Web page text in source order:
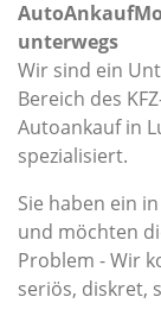
unterwegs
Wir sind ein
Bereich des
Autoankauf in
spezialisiert.
Sie haben ein
und möchten
Problem - Wir
seriös, diskret,